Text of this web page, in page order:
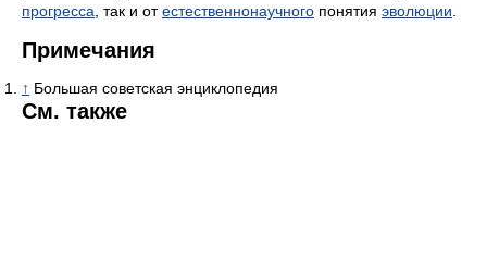
прогресса , так и отестественнонаучного понятия эволюции
Примечания
↑ Большая советская энциклопедия
См. также